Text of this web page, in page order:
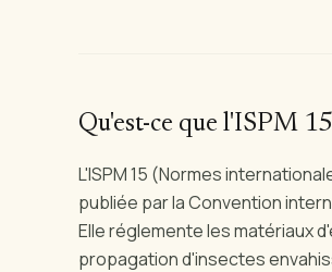
Qu'est-ce que l'ISPM
L'ISPM 15 (Normes
publiée par la Convention
Elle réglemente les matériaux
propagation d'insectes